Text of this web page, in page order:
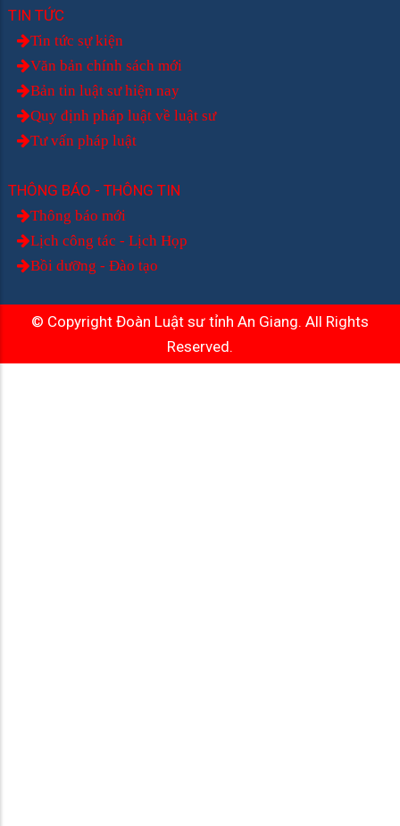
TIN TỨC
Tin tức sự kiện
Văn bản chính sách mới
Bản tin luật sư hiện nay
Quy định pháp luật về luật sư
Tư vấn pháp luật
THÔNG BÁO - THÔNG TIN
Thông báo mới
Lịch công tác - Lịch Họp
Bồi dưỡng - Đào tạo
© Copyright Đoàn Luật sư tỉnh An Giang. All Rights
Reserved.